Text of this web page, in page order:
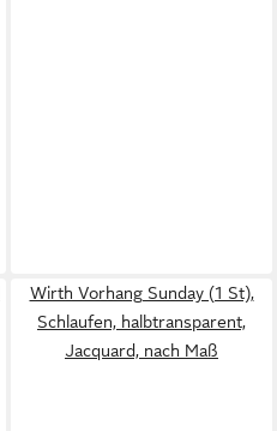
Wirth Vorhang Sunday (1 St),
Schlaufen, halbtransparent,
Jacquard, nach Maß